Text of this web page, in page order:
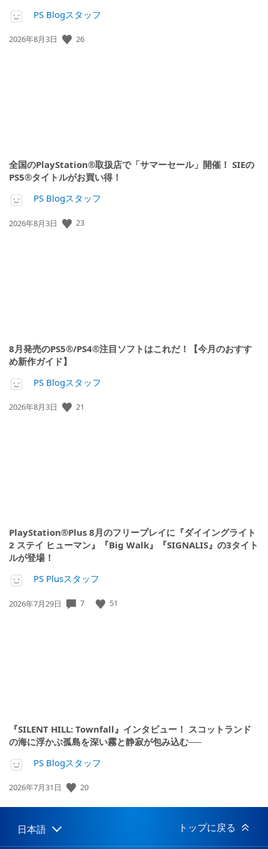
PS Blogスタッフ
公
2026年8月3日 26
全国のPlayStation®取扱店で「サマーセール」開催！ SIEの
PS5®タイトルがお買い得！
PS Blogスタッフ
公
2026年8月3日 23
8月発売のPS5®/PS4®注目ソフトはこれだ！【今月のおすす
め新作ガイド】
PS Blogスタッフ
公
2026年8月3日 21
PlayStation®Plus 8月のフリープレイに『ダイイングライト
2 ステイ ヒューマン』『Big Walk』『SIGNALIS』の3タイト
ルが登場！
PS Plusスタッフ
公
2026年7月29日 7 51
『SILENT HILL: Townfall』インタビュー！ スコットランド
の海に浮かぶ孤島を深い霧と静寂が包み込む──
PS Blogスタッフ
公
日:
2026年7月31日 20
Select
a
Current
region:
日本語 トップに戻る